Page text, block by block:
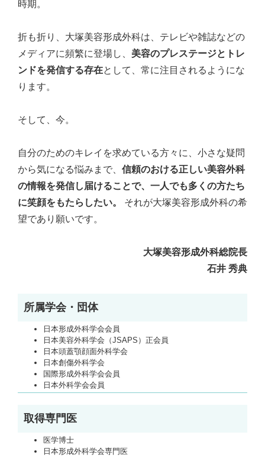
時期。
折も折り、大塚美容形成外科は、テレビや雑誌などの
メディアに頻繁に登場し、 美容のプレステージとトレ
ンドを発信する存在として、常に注目されるようにな
ります。
そして、今。
自分のためのキレイを求めている方々に、小さな疑問
から気になる悩みまで、 信頼のおける正しい美容外科
の情報を発信し届けることで、一人でも多くの方たち
に笑顔をもたらしたい。
それが大塚美容形成外科の希
望であり願いです。
大塚美容形成外科総院長
石井 秀典
所属学会・団体
日本形成外科学会会員
日本美容外科学会（JSAPS）正会員
日本頭蓋顎顔面外科学会
日本創傷外科学会
国際形成外科学会会員
日本外科学会会員
取得専門医
医学博士
日本形成外科学会専門医